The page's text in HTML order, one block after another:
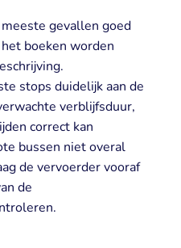
gevallen goed
boeken worden
stops duidelijk aan de
verblijfsduur,
correct kan
bussen niet overal
de vervoerder vooraf
de